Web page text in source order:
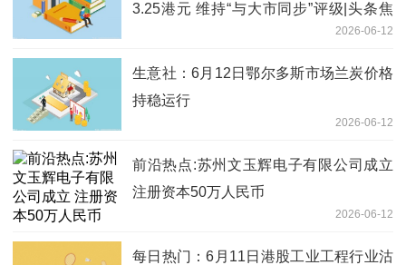
3.25港元 维持“与大市同步”评级|头条焦
2026-06-12
生意社：6月12日鄂尔多斯市场兰炭价格
持稳运行
2026-06-12
前沿热点:苏州文玉辉电子有限公司成立
注册资本50万人民币
2026-06-12
每日热门：6月11日港股工业工程行业沽